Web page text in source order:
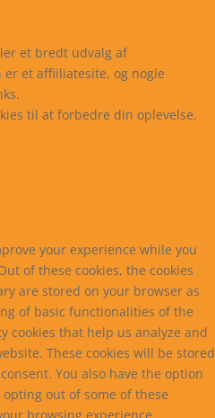
et bredt udvalg af
et affiiliatesite, og nogle
til at forbedre din oplevelse.
your experience while you
of these cookies, the cookies
are stored on your browser as
of basic functionalities of the
cookies that help us analyze and
These cookies will be stored
You also have the option
out of some of these